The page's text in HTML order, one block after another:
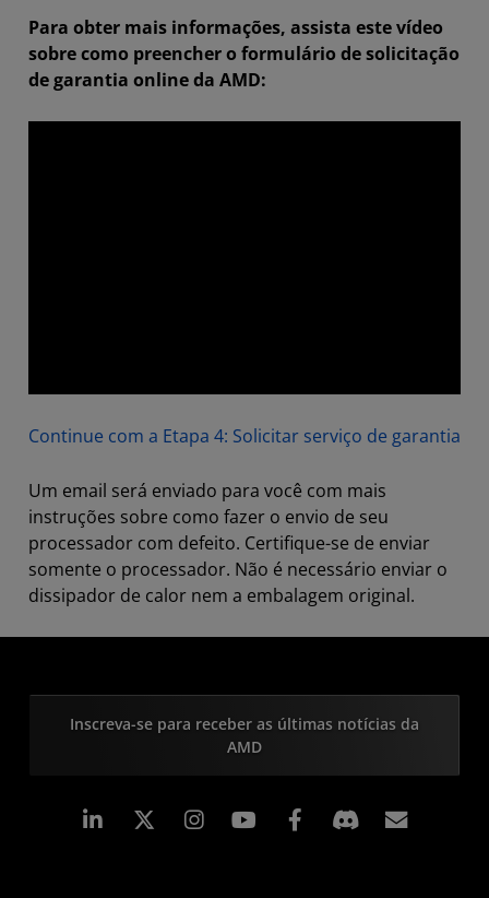
Para obter mais informações, assista este vídeo
sobre como preencher o formulário de solicitação
de garantia online da AMD:
Continue com a Etapa 4: Solicitar serviço de garantia
Um email será enviado para você com mais
instruções sobre como fazer o envio de seu
processador com defeito. Certifique-se de enviar
somente o processador. Não é necessário enviar o
dissipador de calor nem a embalagem original.
Inscreva-se para receber as últimas notícias da
AMD
Linkedin Instagram Facebook